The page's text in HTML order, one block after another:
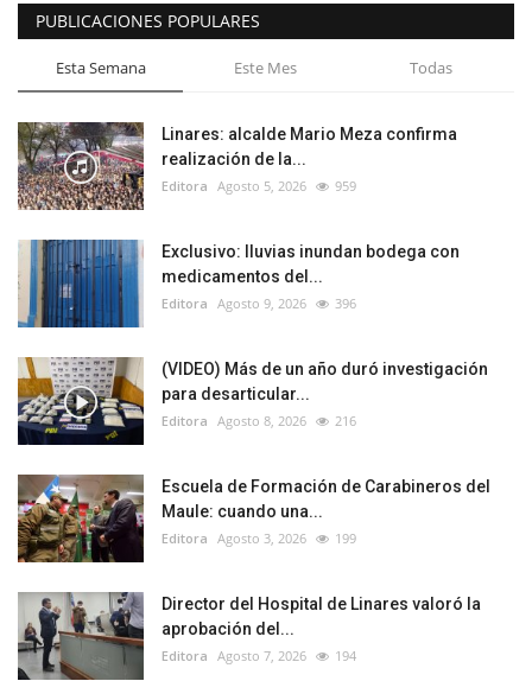
PUBLICACIONES POPULARES
Esta Semana Este Mes Todas
Linares: alcalde Mario Meza confirma
realización de la...
Editora Agosto 5, 2026 959
Exclusivo: lluvias inundan bodega con
medicamentos del...
Editora Agosto 9, 2026 396
(VIDEO) Más de un año duró investigación
para desarticular...
Editora Agosto 8, 2026 216
Escuela de Formación de Carabineros del
Maule: cuando una...
Editora Agosto 3, 2026 199
Director del Hospital de Linares valoró la
aprobación del...
Editora Agosto 7, 2026 194